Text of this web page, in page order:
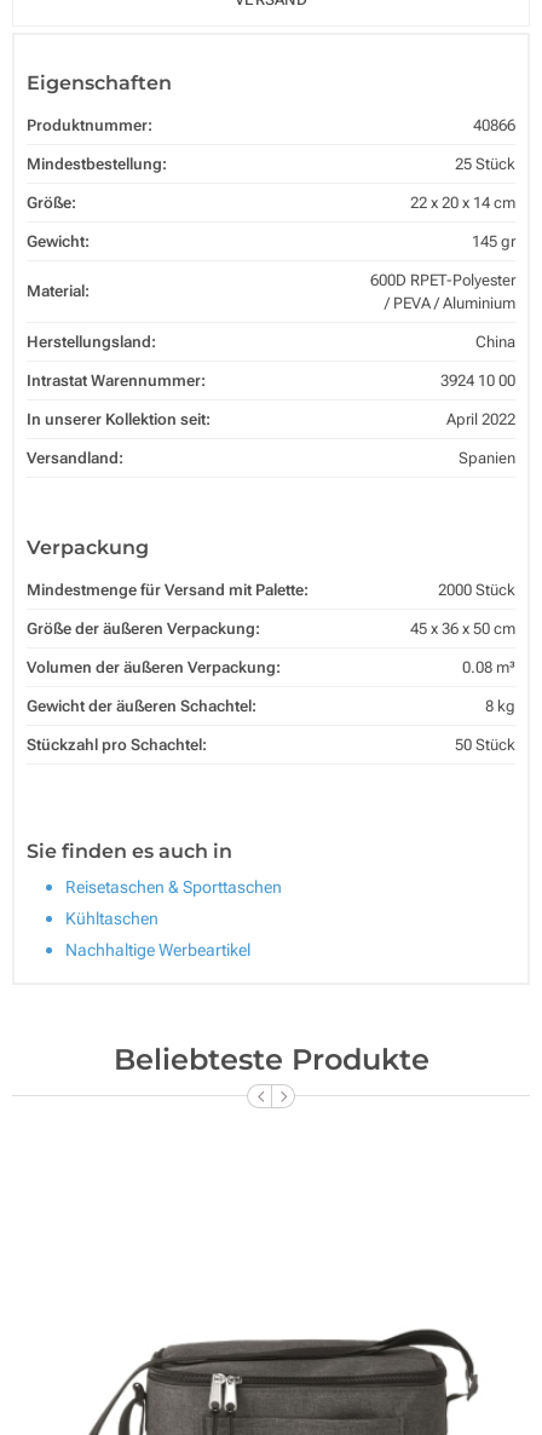
Eigenschaften
Produktnummer: 40866
Mindestbestellung: 25 Stück
Größe: 22 x 20 x 14 cm
Gewicht: 145 gr
Material:
600D RPET-Polyester
/ PEVA / Aluminium
Herstellungsland: China
Intrastat Warennummer: 3924 10 00
In unserer Kollektion seit: April 2022
Versandland: Spanien
Verpackung
Mindestmenge für Versand mit Palette: 2000 Stück
Größe der äußeren Verpackung: 45 x 36 x 50 cm
Volumen der äußeren Verpackung: 0.08 m³
Gewicht der äußeren Schachtel: 8 kg
Stückzahl pro Schachtel: 50 Stück
Sie finden es auch in
Reisetaschen & Sporttaschen
Kühltaschen
Nachhaltige Werbeartikel
Beliebteste Produkte